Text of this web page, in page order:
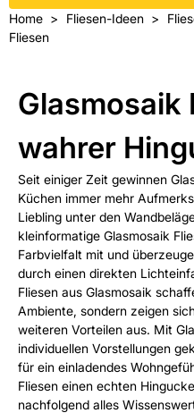
Home Fliesen-Ideen
Fliesen
Glasmosaik
wahrer
Seit einiger Zeit gewinnen
Küchen immer mehr
Liebling unter den
kleinformatige Glasmosaik
Farbvielfalt mit und
durch einen direkten
Fliesen aus Glasmosaik
Ambiente, sondern zeigen
weiteren Vorteilen aus. Mit
individuellen Vorstellungen
für ein einladendes
Fliesen einen echten
nachfolgend alles